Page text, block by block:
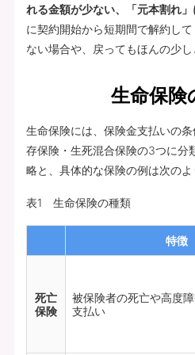
れる金額が少ない、「元本割れ
に契約開始から短期間で解約し
ない場合や、戻ってもほんの少し
生命保険
生命保険には、保険金支払いの
存保険・生死混合保険の3つに分
略と、具体的な保険の例は次のよ
表1 生命保険の種類
特徴
死亡
保険
被保険者の死亡や高度
支払い